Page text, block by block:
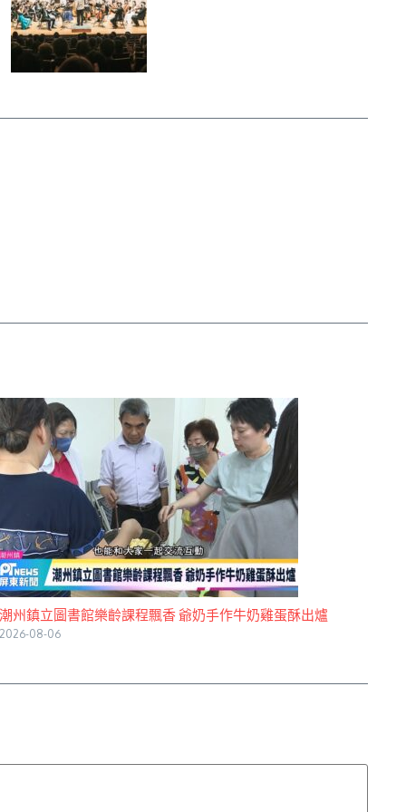
潮州鎮立圖書館樂齡課程飄香 爺奶手作牛奶雞蛋酥出爐
2026-08-06